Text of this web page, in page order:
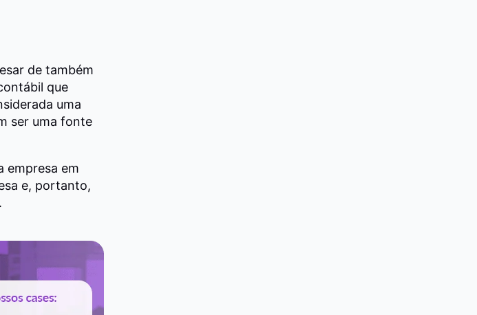
de também
que
uma
ser uma fonte
empresa em
e, portanto,